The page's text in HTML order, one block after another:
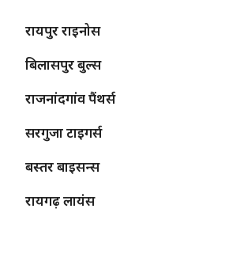
रायपुर राइनोस
बिलासपुर बुल्स
राजनांदगांव पैंथर्स
सरगुजा टाइगर्स
बस्तर बाइसन्स
रायगढ़ लायंस